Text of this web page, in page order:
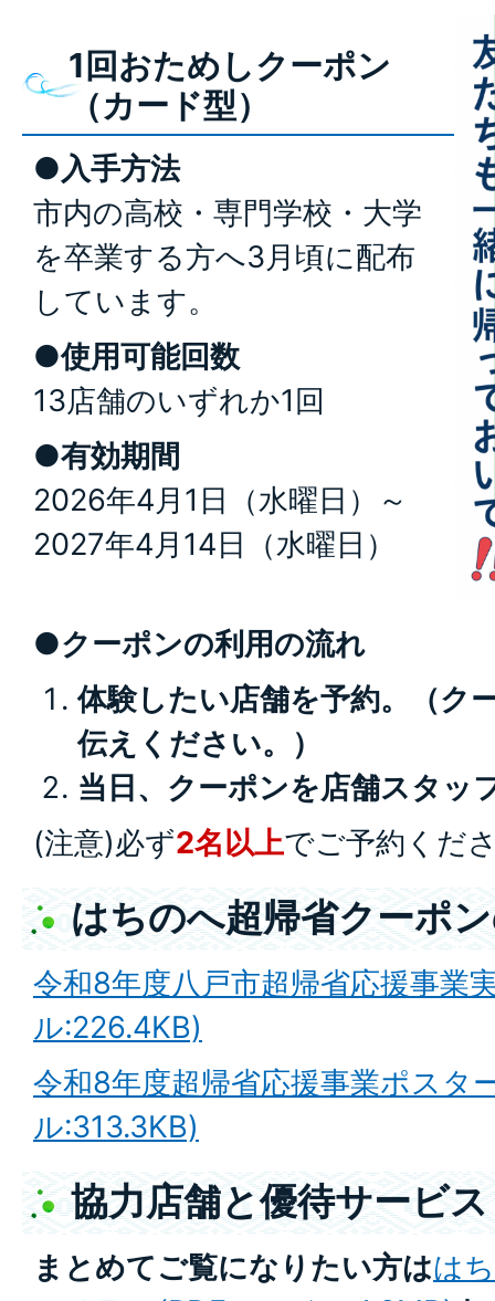
1回おためしクーポン
（カード型）
●入手方法
市内の高校・専門学校・大学
を卒業する方へ3月頃に配布
しています。
●使用可能回数
13店舗のいずれか1回
●有効期間
2026年4月1日（水曜日）～
2027年4月14日（水曜日）
●クーポンの利用の流れ
体験したい店舗を予約。（ク
伝えください。）
当日、クーポンを店舗スタッ
(注意)必ず2名以上でご予約くだ
はちのへ超帰省クーポ
令和8年度八戸市超帰省応援事業
ル:226.4KB)
令和8年度超帰省応援事業ポスタ
ル:313.3KB)
協力店舗と優待サービ
まとめてご覧になりたい方はは